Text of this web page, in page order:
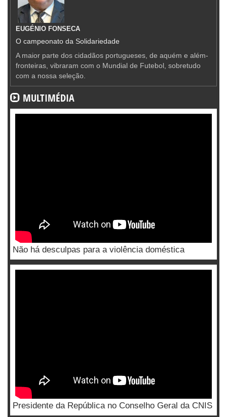
EUGÉNIO FONSECA
O campeonato da Solidariedade
A maior parte dos cidadãos portugueses, de aquém e além-
fronteiras, vibraram com o Mundial de Futebol, sobretudo
com a nossa seleção.
MULTIMÉDIA
Não há desculpas para a violência doméstica
Presidente da República no Conselho Geral da CNIS